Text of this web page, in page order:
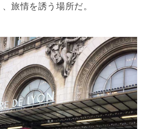
旅情を誘う場所だ。